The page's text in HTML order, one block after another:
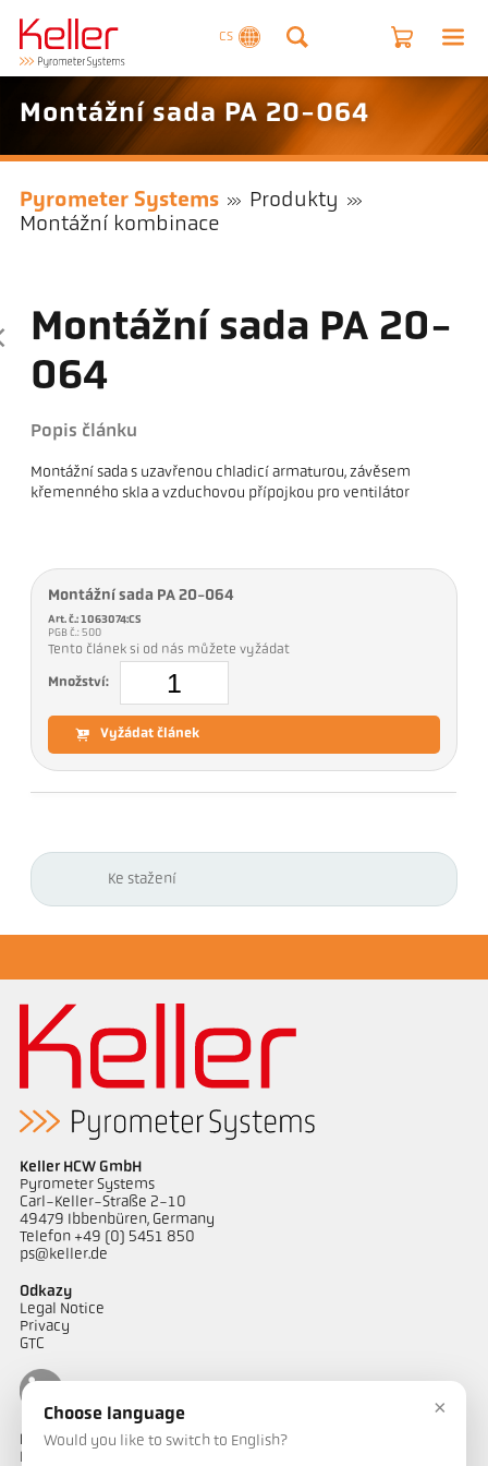
CS
Montážní sada PA 20-064
Pyrometer Systems
Produkty
Montážní kombinace
Montážní sada PA 20-
064
Popis článku
Montážní sada s uzavřenou chladicí armaturou, závěsem
křemenného skla a vzduchovou přípojkou pro ventilátor
Montážní sada PA 20-064
Art. č.: 1063074:CS
PGB č.: 500
Tento článek si od nás můžete vyžádat
Množství:
Vyžádat článek
Ke stažení
Keller HCW GmbH
Pyrometer Systems
Carl-Keller-Straße 2-10
49479 Ibbenbüren, Germany
Telefon +49 (0) 5451 850
ps@keller.de
Odkazy
Legal Notice
Privacy
GTC
Kontakt
Máte dotazy ohledně našich řešení pro měření teploty? Náš tým
×
Choose language
Would you like to switch to English?